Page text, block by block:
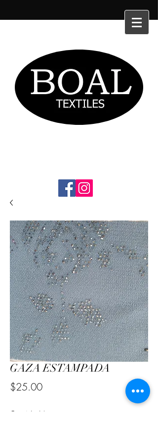
GAZA ESTAMPADA
$25.00Precio
Cantidad *